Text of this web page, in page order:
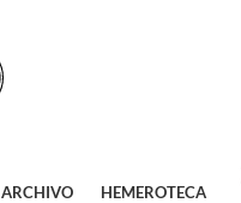
ARCHIVO HEMEROTECA